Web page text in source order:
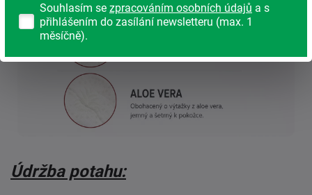
Údržba potahu:
Souhlasím se zpracováním osobních údajů a s
přihlášením do zasílání newsletteru (max. 1
měsíčně).